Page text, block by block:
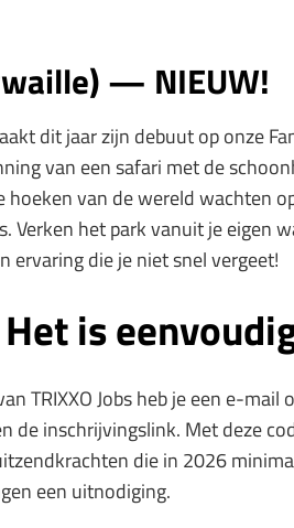
— NIEUW!
dit jaar zijn debuut op onze
van een safari met de
van de wereld wachten
Verken het park vanuit je eigen
ervaring die je niet snel vergeet!
is
TRIXXO Jobs heb je een e-mail
de inschrijvingslink. Met deze
die in 2026
een uitnodiging.